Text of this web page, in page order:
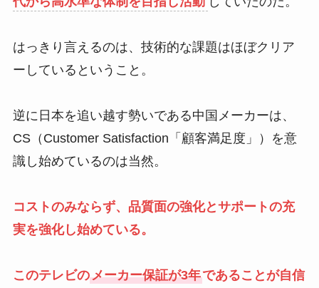
はっきり言えるのは、技術的な課題はほぼクリア
ーしているということ。
逆に日本を追い越す勢いである中国メーカーは、
CS（Customer Satisfaction「顧客満足度」）を意
識し始めているのは当然。
コストのみならず、品質面の強化とサポートの充
実を強化し始めている。
このテレビのメーカー保証が3年であることが自信